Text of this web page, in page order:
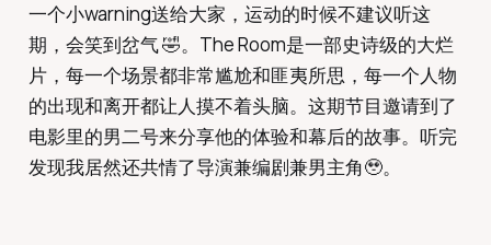
一个小warning送给大家，运动的时候不建议听这
期，会笑到岔气 🤣。The Room是一部史诗级的大烂
片，每一个场景都非常尴尬和匪夷所思，每一个人物
的出现和离开都让人摸不着头脑。这期节目邀请到了
电影里的男二号来分享他的体验和幕后的故事。听完
发现我居然还共情了导演兼编剧兼男主角🥹。